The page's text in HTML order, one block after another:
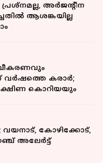
അര്‍ജന്റീന
ആശങ്കയില്ല
വര്‍ഷത്തെ കരാർ;
കൊറിയയും
വയനാട്, കോഴിക്കോട്,
അലേര്‍ട്ട്